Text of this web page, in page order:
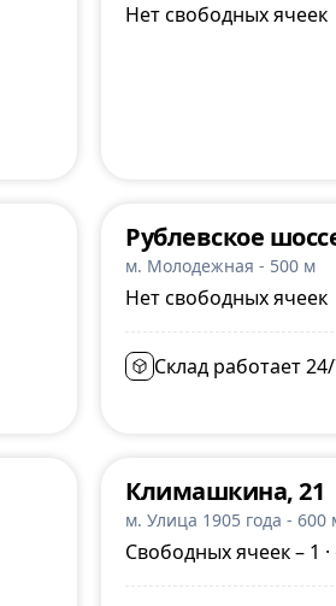
Нет свободных ячеек
Рублевское
м. Молодежная - 500 м
Нет свободных ячеек
Склад работает
Климашкина, 21
м. Улица 1905 года - 600
Свободных ячеек – 1 ·